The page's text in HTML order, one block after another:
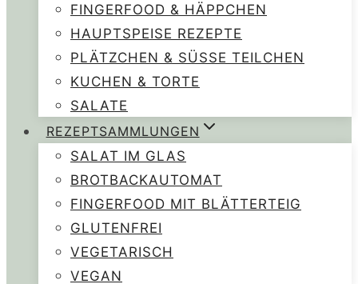
FINGERFOOD & HÄPPCHEN
HAUPTSPEISE REZEPTE
PLÄTZCHEN & SÜSSE TEILCHEN
KUCHEN & TORTE
SALATE
REZEPTSAMMLUNGEN
SALAT IM GLAS
BROTBACKAUTOMAT
FINGERFOOD MIT BLÄTTERTEIG
GLUTENFREI
VEGETARISCH
VEGAN